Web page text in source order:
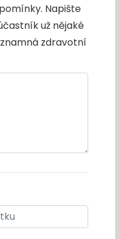
Napište
už nějaké
zdravotní